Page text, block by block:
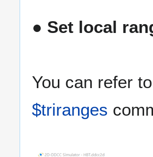
● Set local
You can refer
$triranges